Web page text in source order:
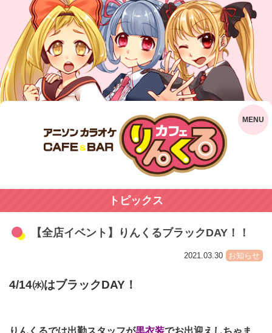
トピックス
【全店イベント】りんくるブラックDAY！！
2021.03.30 お知らせ
4/14㈬はブラックDAY！